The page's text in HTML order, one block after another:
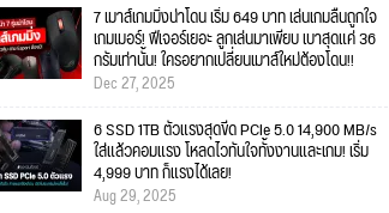
7 เมาส์เกมมิ่งน่าโดน เริ่ม 649 บาท เล่นเกมลื่นถูกใจ
เกมเมอร์! ฟีเจอร์เยอะ ลูกเล่นมาเพียบ เบาสุดแค่ 36
กรัมเท่านั้น! ใครอยากเปลี่ยนเมาส์ใหม่ต้องโดน!!
Dec 27, 2025
6 SSD 1TB ตัวแรงสุดขีด PCIe 5.0 14,900 MB/s
ใส่แล้วคอมแรง โหลดไวทันใจทั้งงานและเกม! เริ่ม
4,999 บาท ก็แรงได้เลย!
Aug 29, 2025